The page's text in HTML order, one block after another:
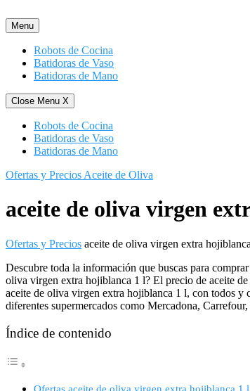
al
contenido
Menu
Robots de Cocina
Batidoras de Vaso
Batidoras de Mano
Close Menu X
Robots de Cocina
Batidoras de Vaso
Batidoras de Mano
Ofertas y Precios Aceite de Oliva
aceite de oliva virgen
Ofertas y Precios aceite de oliva virgen extra
Descubre toda la información que buscas para
oliva virgen extra hojiblanca 1 l? El precio de aceite
aceite de oliva virgen extra hojiblanca 1 l, con todos y
diferentes supermercados como Mercadona,
Índice de contenido